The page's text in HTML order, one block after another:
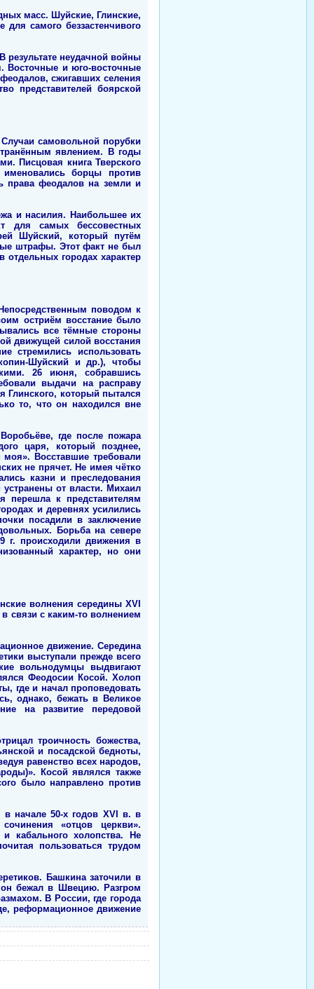
масс. Шуйские, Глинские,
самого беззастенчивого
результате неудачной войны
Восточные и юго-восточные
сжигавших селения
представителей боярской
самовольной порубки
явлением. В годы
Писцовая книга Тверского
именовались борцы против
права феодалов на земли и
и насилия. Наибольшее их
для самых бессовестных
Шуйский, который путём
штрафы. Этот факт не был
городах характер
поводом к
остриём восстание было
все тёмные стороны
движущей силой восстания
стремились использовать
Шуйский и др.), чтобы
26 июня, собравшись
выдачи на расправу
Глинского, который пытался
то, что он находился вне
где после пожара
царя, который позднее,
Восставшие требовали
не прячет. Не имея чётко
казни и преследования
устранены от власти. Михаил
перешла к представителям
и деревнях усилились
посадили в заключение
Борьба на севере
г. происходили движения в
характер, но они
волнения середины XVI
связи с каким-то волнением
движение. Середина
выступали прежде всего
вольнодумцы выдвигают
Феодосии Косой. Холоп
где и начал проповедовать
однако, бежать в Великое
на развитие передовой
троичность божества,
и посадской бедноты,
равенство всех народов,
Косой являлся также
было направлено против
в начале 50-х годов XVI в. в
«отцов церкви».
кабального холопства. Не
пользоваться трудом
Башкина заточили в
бежал в Швецию. Разгром
В России, где города
реформационное движение